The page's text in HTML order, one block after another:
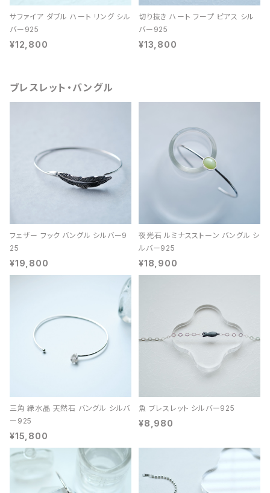
サファイア ダブル ハート リング シル
バー925
¥12,800
切り抜き ハート フープ ピアス シル
バー925
¥13,800
ブレスレット・バングル
フェザー フック バングル シルバー9
25
¥19,800
夜光石 ルミナスストーン バングル シ
ルバー925
¥18,900
三角 緑水晶 天然石 バングル シルバ
ー925
¥15,800
魚 ブレスレット シルバー925
¥8,980